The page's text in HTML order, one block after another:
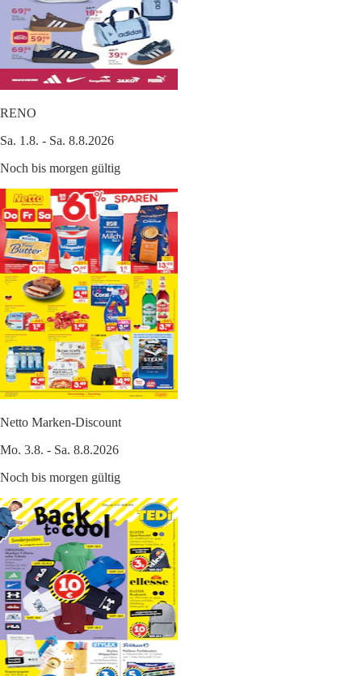
RENO
Sa. 1.8. - Sa. 8.8.2026
Noch bis morgen gültig
Netto Marken-Discount
Mo. 3.8. - Sa. 8.8.2026
Noch bis morgen gültig